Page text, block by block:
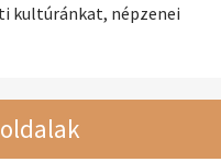
kultúránkat, népzenei